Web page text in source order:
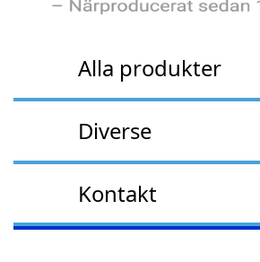
Alla produkter
Diverse
Kontakt